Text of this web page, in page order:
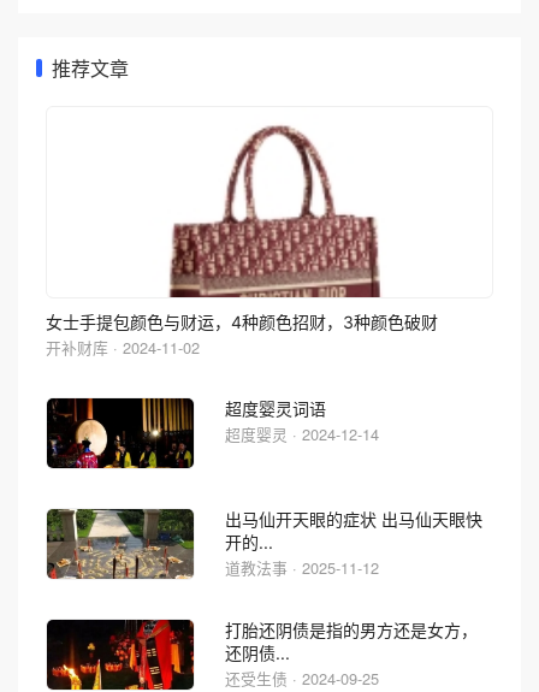
推荐文章
女士手提包颜色与财运，4种颜色招财，3种颜色破财
开补财库 · 2024-11-02
超度婴灵词语
超度婴灵 · 2024-12-14
出马仙开天眼的症状 出马仙天眼快
开的...
道教法事 · 2025-11-12
打胎还阴债是指的男方还是女方，
还阴债...
还受生债 · 2024-09-25